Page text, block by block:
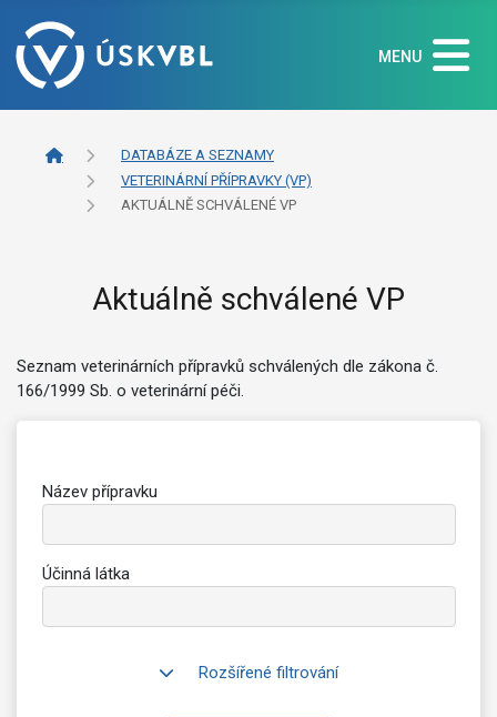
MENU
DATABÁZE A SEZNAMY
VETERINÁRNÍ PŘÍPRAVKY (VP)
AKTUÁLNĚ SCHVÁLENÉ VP
Aktuálně schválené VP
Seznam veterinárních přípravků schválených dle zákona č.
166/1999 Sb. o veterinární péči.
Název přípravku
Účinná látka
Rozšířené filtrování